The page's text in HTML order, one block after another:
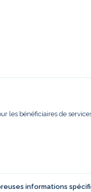
les bénéficiaires de
informations